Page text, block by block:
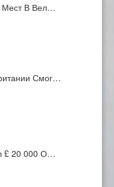
Мест В Вел…
Смог…
£ 20 000 О…